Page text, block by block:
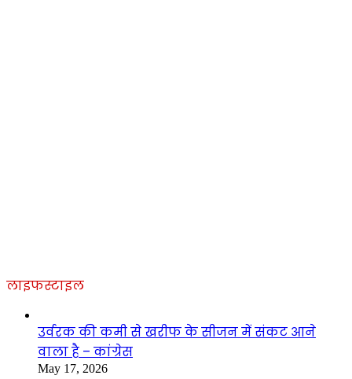
लाइफस्टाइल
उर्वरक की कमी से खरीफ के सीजन में संकट आने
वाला है – कांग्रेस
May 17, 2026